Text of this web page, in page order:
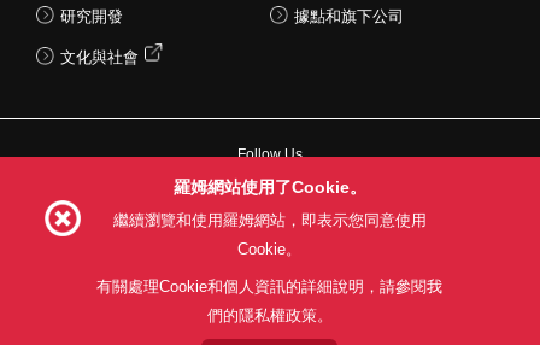
研究開發
文化與社會
據點和旗下公司
Follow Us
網站使用條款 利用目的 隱私權政策
網站地圖
關於本公司產品銷售之標準條款(PDF)
羅姆網站使用了Cookie。
繼續瀏覽和使用羅姆網站，即表示您同意使用
Cookie。
有關處理Cookie和個人資訊的詳細說明，請參閱我
們的隱私權政策。